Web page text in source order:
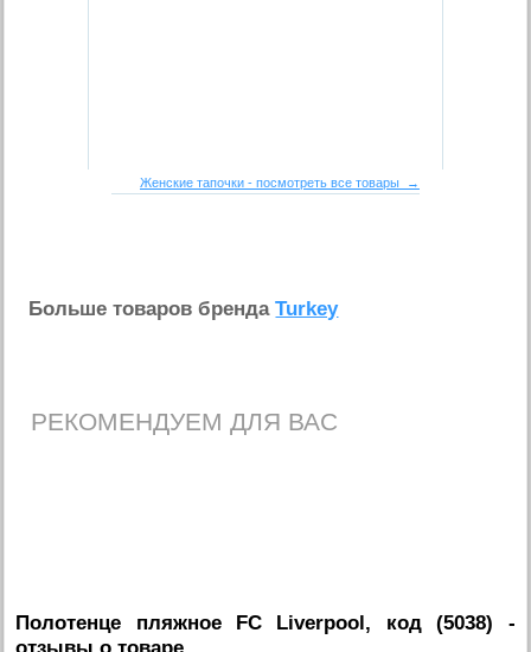
Женские тапочки - посмотреть все товары →
Больше товаров брендаTurkey
РЕКОМЕНДУЕМ ДЛЯ ВАС
Полотенце пляжное FC Liverpool, код (5038) -